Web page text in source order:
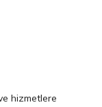
hizmetlere